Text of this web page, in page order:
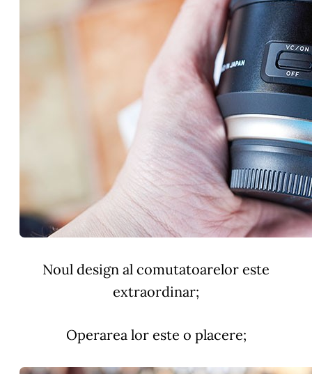
Noul design al comutatoarelor este
extraordinar;
Operarea lor este o placere;